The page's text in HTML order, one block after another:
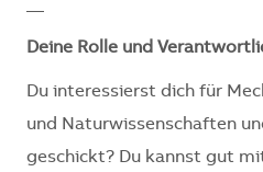
Deine Rolle und
Du interessierst dich für
und Naturwissenschaften
geschickt? Du kannst gut